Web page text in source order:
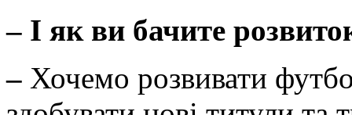
– І як ви бачите
– Хочемо розвивати